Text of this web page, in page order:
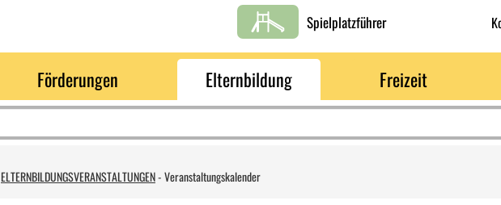
Spielplatzführer
Förderungen Elternbildung Freizeit
ELTERNBILDUNGSVERANSTALTUNGEN-Veranstaltungskalender